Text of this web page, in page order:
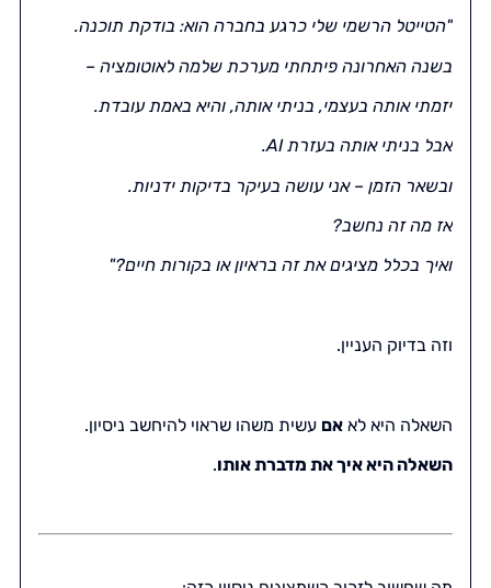
"הטייטל הרשמי שלי כרגע בחברה הוא: בודקת תוכנה.
בשנה האחרונה פיתחתי מערכת שלמה לאוטומציה –
יזמתי אותה בעצמי, בניתי אותה, והיא באמת עובדת.
אבל בניתי אותה בעזרת AI.
ובשאר הזמן – אני עושה בעיקר בדיקות ידניות.
אז מה זה נחשב?
ואיך בכלל מציגים את זה בראיון או בקורות חיים?"
וזה בדיוק העניין.
השאלה היא לאאם עשית משהו שראוי להיחשב ניסיון.
השאלה היא איך את מדברת אותו.